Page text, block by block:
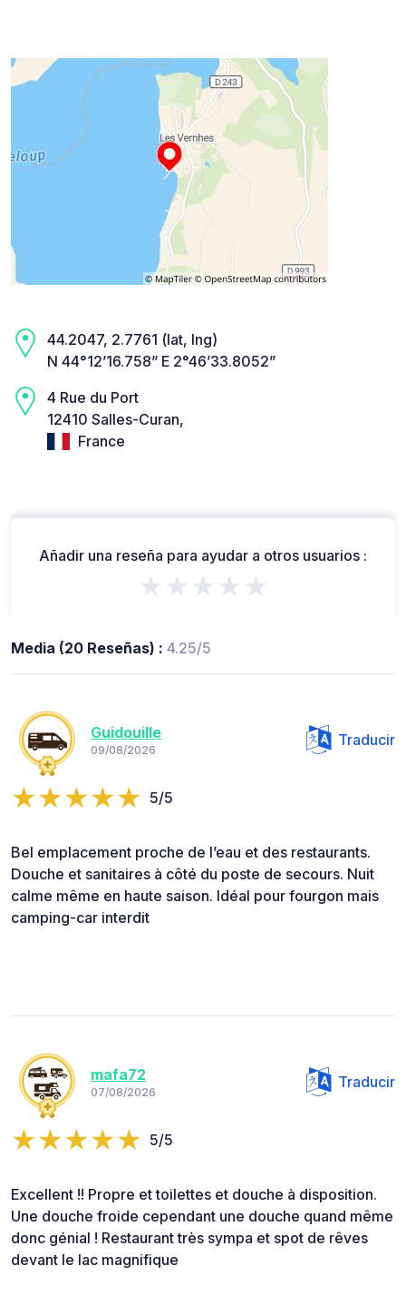
44.2047, 2.7761 (lat, lng)
N 44°12’16.758” E 2°46’33.8052”
4 Rue du Port
12410 Salles-Curan,
France
Añadir una reseña para ayudar a otros usuarios :
★★★★★
Media (20 Reseñas) : 4.25/5
Guidouille
09/08/2026
Traducir
5/5
Bel emplacement proche de l’eau et des restaurants.
Douche et sanitaires à côté du poste de secours. Nuit
calme même en haute saison. Idéal pour fourgon mais
camping-car interdit
mafa72
07/08/2026
Traducir
5/5
Excellent !! Propre et toilettes et douche à disposition.
Une douche froide cependant une douche quand même
donc génial ! Restaurant très sympa et spot de rêves
devant le lac magnifique